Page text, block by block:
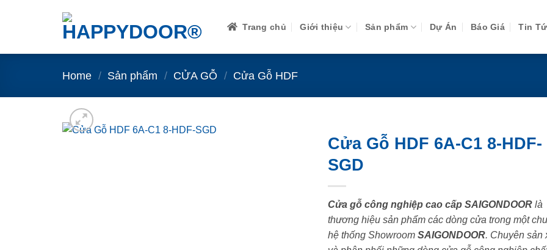
Trang chủ Giới thiệu Sản phẩm Dự Án Báo Giá Tin
Home / Sản phẩm / CỬA GỖ / Cửa Gỗ HDF
Cửa Gỗ HDF 6A-C1 8-HDF-
SGD
Cửa gỗ công nghiệp cao cấp SAIGONDOORlà
thương hiệu sản phẩm các dòng cửa trong một
hệ thống Showroom SAIGONDOOR. Chuyên sản